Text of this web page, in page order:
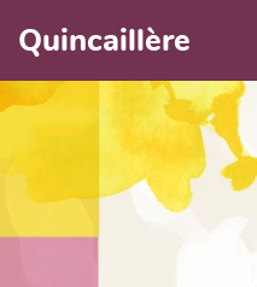
Aller au contenu
Quincaillère